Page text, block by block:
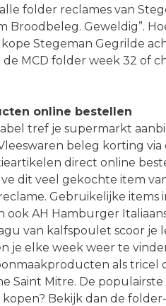
folder reclames van
Broodbeleg. Geweldig”.
Stegeman Gegrilde
MCD folder week 32 of
online bestellen
tref je supermarkt
beleg korting
direct online
dit veel gekochte item
Gebruikelijke items
ook AH Hamburger
van kalfspoulet scoor
je elke week weer te
als tricel
Saint Mitre. De
Bekijk dan de